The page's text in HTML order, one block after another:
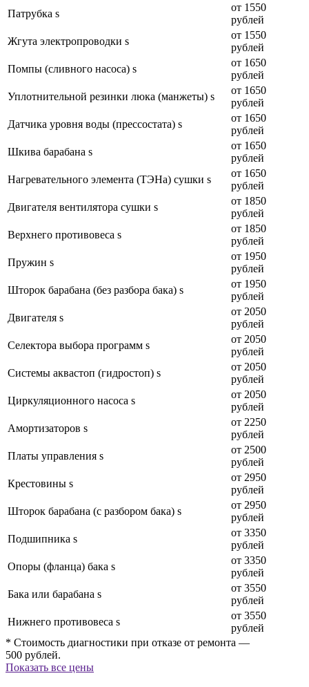
Патрубка s
от 1550
рублей
Жгута электропроводки s
от 1550
рублей
Помпы (сливного насоса) s
от 1650
рублей
Уплотнительной резинки люка (манжеты) s
от 1650
рублей
Датчика уровня воды (прессостата) s
от 1650
рублей
Шкива барабана s
от 1650
рублей
Нагревательного элемента (ТЭНа) сушки s
от 1650
рублей
Двигателя вентилятора сушки s
от 1850
рублей
Верхнего противовеса s
от 1850
рублей
Пружин s
от 1950
рублей
Шторок барабана (без разбора бака) s
от 1950
рублей
Двигателя s
от 2050
рублей
Селектора выбора программ s
от 2050
рублей
Системы аквастоп (гидростоп) s
от 2050
рублей
Циркуляционного насоса s
от 2050
рублей
Амортизаторов s
от 2250
рублей
Платы управления s
от 2500
рублей
Крестовины s
от 2950
рублей
Шторок барабана (с разбором бака) s
от 2950
рублей
Подшипника s
от 3350
рублей
Опоры (фланца) бака s
от 3350
рублей
Бака или барабана s
от 3550
рублей
Нижнего противовеса s
от 3550
рублей
* Стоимость диагностики при отказе от ремонта —
500 рублей.
Показать все цены